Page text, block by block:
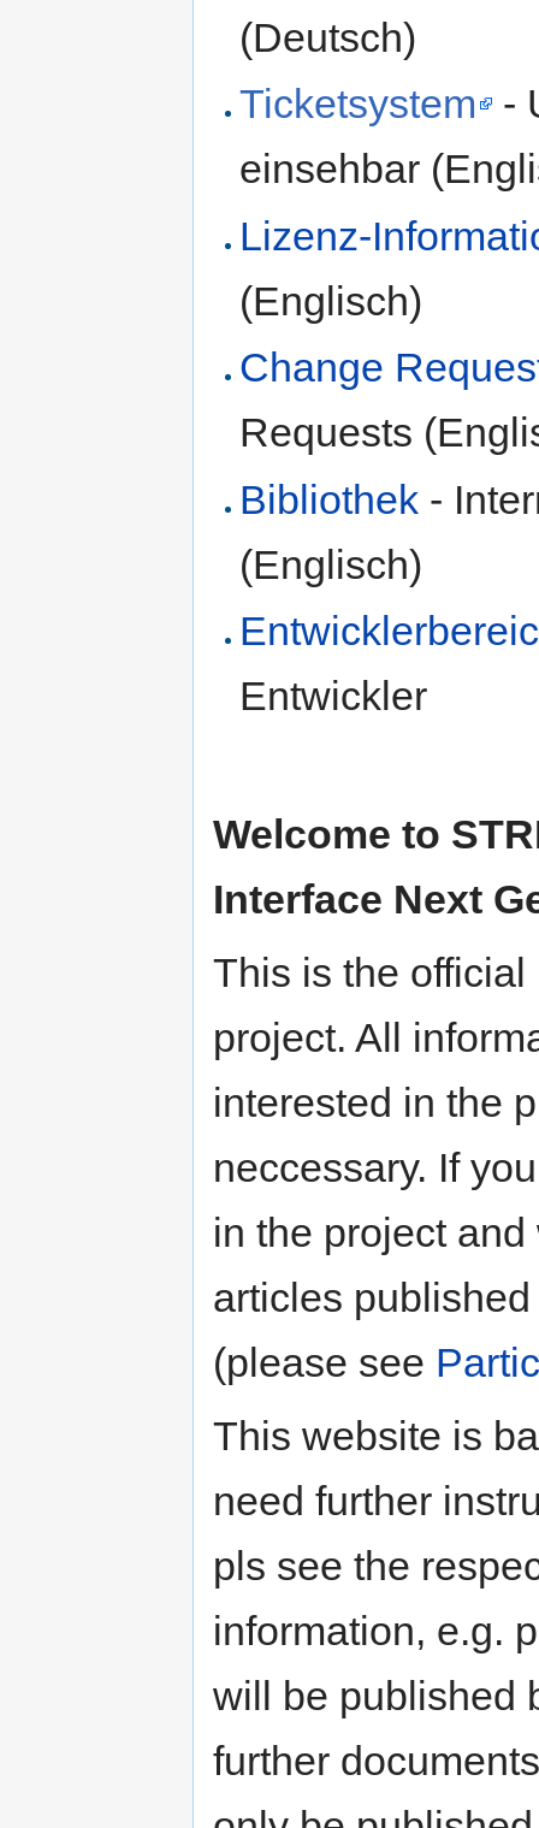
(Deutsch)
Ticketsystem
-
einsehbar
Lizenz-
(Englisch)
Change
Requests
Bibliothek -
(Englisch)
Entwickler
Welcome to
Interface Next
This is the
project. All
interested in the
neccessary. If
in the project
articles
(please see
This website is
need further
pls see the
information, e.g.
will be published
further